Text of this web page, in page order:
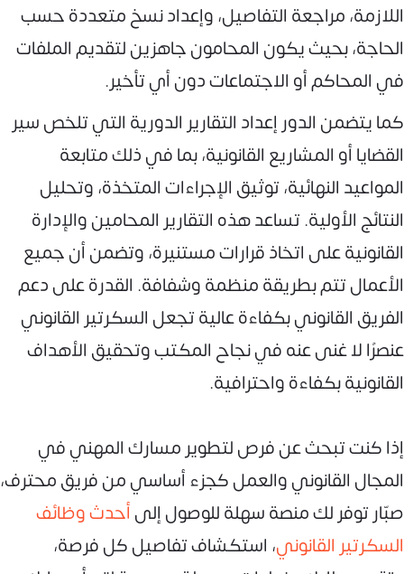
اللازمة، مراجعة التفاصيل، وإعداد نسخ متعددة حسب
الحاجة، بحيث يكون المحامون جاهزين لتقديم الملفات
في المحاكم أو الاجتماعات دون أي تأخير.
كما يتضمن الدور إعداد التقارير الدورية التي تلخص سير
القضايا أو المشاريع القانونية، بما في ذلك متابعة
المواعيد النهائية، توثيق الإجراءات المتخذة، وتحليل
النتائج الأولية. تساعد هذه التقارير المحامين والإدارة
القانونية على اتخاذ قرارات مستنيرة، وتضمن أن جميع
الأعمال تتم بطريقة منظمة وشفافة. القدرة على دعم
الفريق القانوني بكفاءة عالية تجعل السكرتير القانوني
عنصرًا لا غنى عنه في نجاح المكتب وتحقيق الأهداف
القانونية بكفاءة واحترافية.
إذا كنت تبحث عن فرص لتطوير مسارك المهني في
المجال القانوني والعمل كجزء أساسي من فريق محترف،
صبّار توفر لك منصة سهلة للوصول إلىأحدث وظائف
السكرتير القانوني، استكشاف تفاصيل كل فرصة،